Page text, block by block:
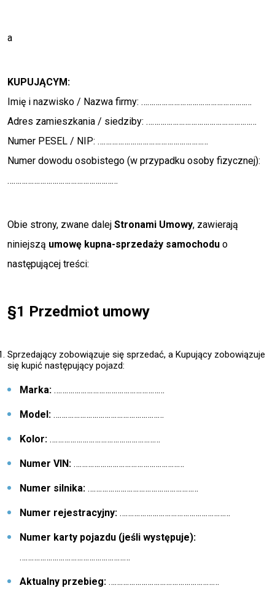
a
KUPUJĄCYM:
Imię i nazwisko / Nazwa firmy: ………………………………………………
Adres zamieszkania / siedziby: ………………………………………………
Numer PESEL / NIP: ………………………………………………
Numer dowodu osobistego (w przypadku osoby fizycznej):
………………………………………………
Obie strony, zwane dalej Stronami Umowy, zawierają
niniejszą umowę kupna-sprzedaży samochodu o
następującej treści:
§1 Przedmiot umowy
Sprzedający zobowiązuje się sprzedać, a Kupujący zobowiązuje
się kupić następujący pojazd:
Marka: ………………………………………………
Model: ………………………………………………
Kolor: ………………………………………………
Numer VIN: ………………………………………………
Numer silnika: ………………………………………………
Numer rejestracyjny: ………………………………………………
Numer karty pojazdu (jeśli występuje):
………………………………………………
Aktualny przebieg: ………………………………………………